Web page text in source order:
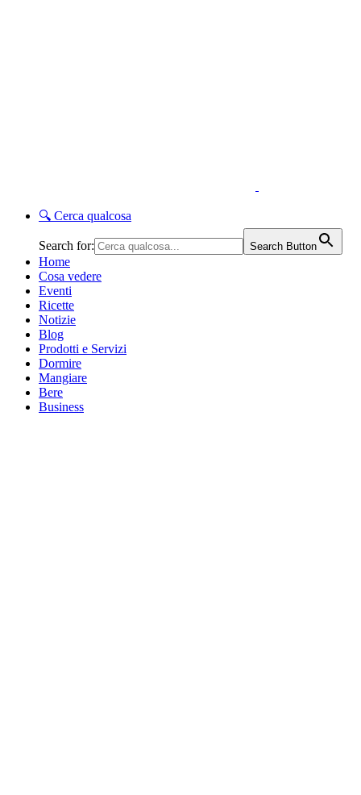
🔍 Cerca qualcosa
Search for: Search Button
Home
Cosa vedere
Eventi
Ricette
Notizie
Blog
Prodotti e Servizi
Dormire
Mangiare
Bere
Business